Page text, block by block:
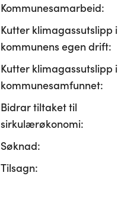
Kommunesamarbeid:
Kutter klimagassutslipp i
kommunens egen drift:
Kutter klimagassutslipp i
kommunesamfunnet:
Bidrar tiltaket til
sirkulærøkonomi:
Søknad:
Tilsagn: